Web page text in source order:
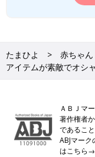
たまひよ 赤ちゃ
アイテムが素敵でオシ
ＡＢＪマ
著作権者
であるこ
ABJマー
はこち